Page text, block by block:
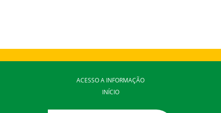
ACESSO A INFORMAÇÃO
INÍCIO